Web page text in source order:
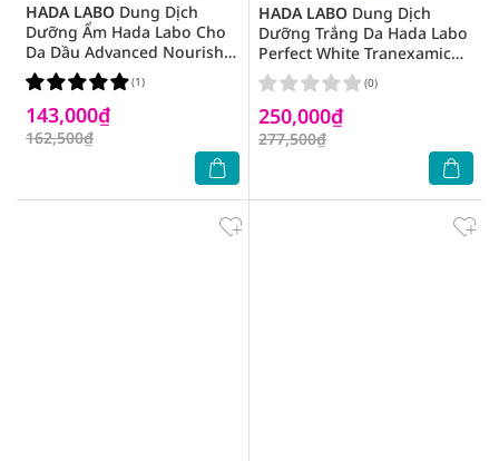
HADA LABO Dung Dịch
Dưỡng Ẩm Hada Labo Cho
Da Dầu Advanced Nourish
Hyaluronic Acid Lotion
170ml (Túi Refill)
143,000₫
162,500₫
(1)
HADA LABO Dung Dịch
Dưỡng Trắng Da Hada Labo
Perfect White Tranexamic
Acid Lotion 170ml
250,000₫
277,500₫
(0)